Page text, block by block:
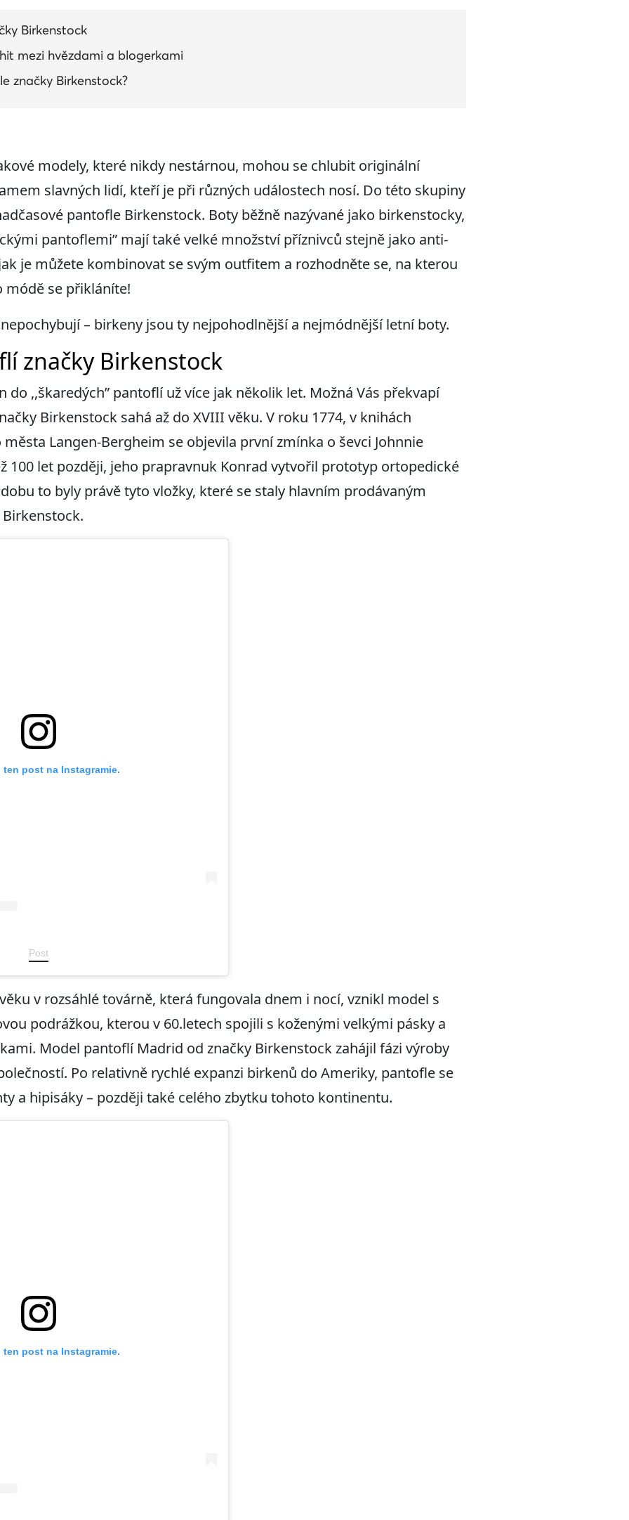
Birkenstock
mezi hvězdami a blogerkami
značky Birkenstock?
modely, které nikdy nestárnou, mohou se chlubit originální
slavných lidí, kteří je při různých událostech nosí. Do této skupiny
pantofle Birkenstock. Boty běžně nazývané jako birkenstocky,
pantoflemi” mají také velké množství příznivců stejně jako anti-
je můžete kombinovat se svým outfitem a rozhodněte se, na kterou
se přikláníte!
– birkeny jsou ty nejpohodlnější a nejmódnější letní boty.
značky Birkenstock
do ,,škaredých” pantoflí už více jak několik let. Možná Vás překvapí
Birkenstock sahá až do XVIII věku. V roku 1774, v knihách
Langen-Bergheim se objevila první zmínka o ševci Johnnie
100 let později, jeho prapravnuk Konrad vytvořil prototyp ortopedické
to byly právě tyto vložky, které se staly hlavním prodávaným
ten post na Instagramie.
Post
v rozsáhlé továrně, která fungovala dnem i nocí, vznikl model s
podrážkou, kterou v 60.letech spojili s koženými velkými pásky a
Model pantoflí Madrid od značky Birkenstock zahájil fázi výroby
Po relativně rychlé expanzi birkenů do Ameriky, pantofle se
a hipisáky – později také celého zbytku tohoto kontinentu.
ten post na Instagramie.